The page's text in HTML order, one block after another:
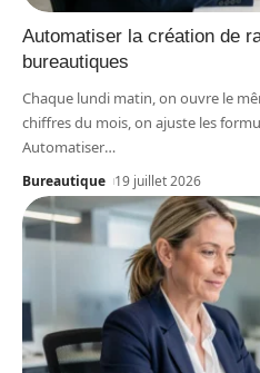
Automatiser la création de
bureautiques
Chaque lundi matin, on ouvre le
chiffres du mois, on ajuste les
Automatiser…
Bureautique 19 juillet 2026